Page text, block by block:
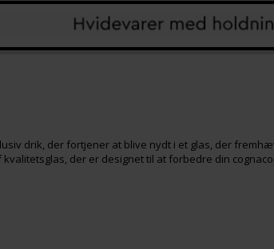
drik, der fortjener at blive nydt i et glas, der
der er designet til at forbedre din